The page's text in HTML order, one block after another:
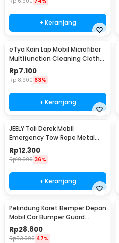
+ Keranjang
eTya Kain Lap Mobil Microfiber
Multifunction Cleaning Cloth
30x39cm - H-10
Rp7.100
Rp18.900 63%
+ Keranjang
JEELY Tali Derek Mobil
Emergency Tow Rope Metal
Buckle U-Type 2.7M - JL30
Rp12.300
Rp19.000 36%
+ Keranjang
Pelindung Karet Bemper Depan
Mobil Car Bumper Guard
57mm 2.5M
Rp28.800
Rp53.900 47%